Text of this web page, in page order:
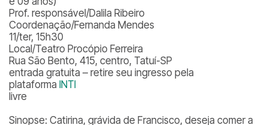
Prof. responsável/Dalila Ribeiro
Coordenação/Fernanda Mendes
11/ter, 15h30
Local/Teatro Procópio Ferreira
Rua São Bento, 415, centro, Tatuí-SP
entrada gratuita – retire seu ingresso pela
plataforma INTI
livre
Sinopse: Catirina, grávida de Francisco, deseja comer a